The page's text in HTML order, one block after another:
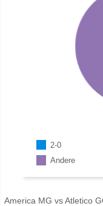
2-0
Andere
America MG vs Atletico